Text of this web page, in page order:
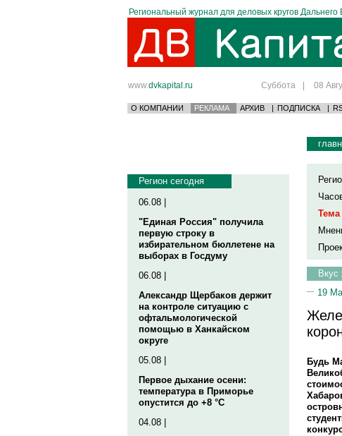
Региональный журнал для деловых кругов Дальнего
www.dvkapital.ru Суббота | 08
О КОМПАНИИ РЕКЛАМА АРХИВ | ПОДПИСКА |
Регион сегодня
06.08 |
"Единая Россия" получила
первую строку в
избирательном бюллетене на
выборах в Госдуму
06.08 |
Александр Щербаков держит
на контроле ситуацию с
офтальмологической
помощью в Ханкайском
округе
05.08 |
Первое дыхание осени:
температура в Приморье
опустится до +8 °C
04.08 |
Вкус
19
Будь